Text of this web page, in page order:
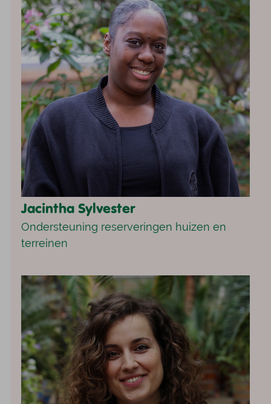
Jacintha Sylvester
Ondersteuning reserveringen huizen en
terreinen